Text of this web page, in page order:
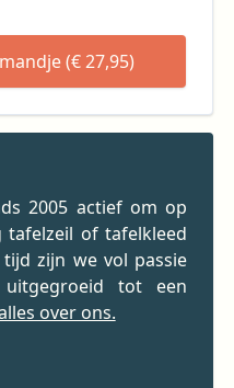
in mijn winkelmandje (€ 27,95)
2005 actief om op
of tafelkleed
zijn we vol passie
tot een
over ons.